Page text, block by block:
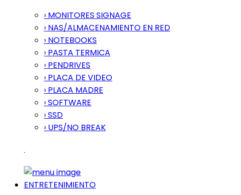
› MONITORES SIGNAGE
› NAS/ALMACENAMIENTO EN RED
› NOTEBOOKS
› PASTA TERMICA
› PENDRIVES
› PLACA DE VIDEO
› PLACA MADRE
› SOFTWARE
› SSD
› UPS/NO BREAK
ENTRETENIMIENTO